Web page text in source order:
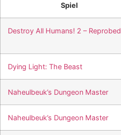
Spiel
Destroy All Humans! 2 – Reprobed
Dying Light: The Beast
Naheulbeuk’s Dungeon Master
Naheulbeuk’s Dungeon Master